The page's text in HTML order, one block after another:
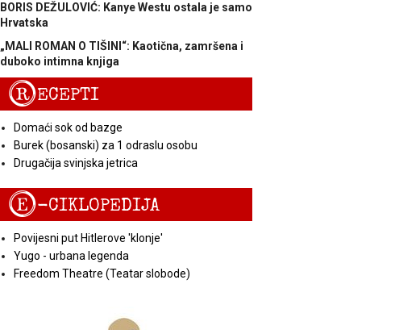
BORIS DEŽULOVIĆ: Kanye Westu ostala je samo
Hrvatska
„MALI ROMAN O TIŠINI“: Kaotična, zamršena i
duboko intimna knjiga
RECEPTI
Domaći sok od bazge
Burek (bosanski) za 1 odraslu osobu
Drugačija svinjska jetrica
E-CIKLOPEDIJA
Povijesni put Hitlerove 'klonje'
Yugo - urbana legenda
Freedom Theatre (Teatar slobode)